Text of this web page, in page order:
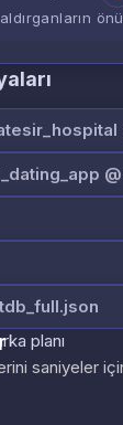
saniyeler